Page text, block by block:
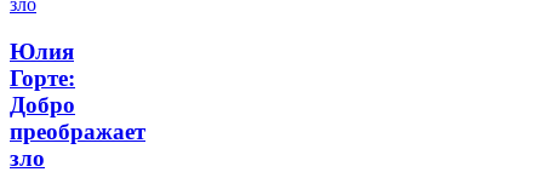
Юлия
Горте:
Добро
преображает
зло